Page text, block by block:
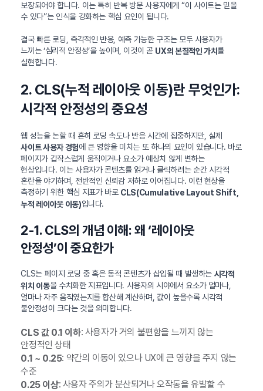
보장되어야 합니다. 이는 특히 반복 방문 사용자에게 “이 사이트는 믿을
수 있다”는 인식을 강화하는 핵심 요인이 됩니다.
결국 빠른 로딩, 즉각적인 반응, 예측 가능한 구조는 모두 사용자가
느끼는 ‘심리적 안정성’을 높이며, 이것이 곧 UX의 본질적인 가치를
실현합니다.
2. CLS(누적 레이아웃 이동)란 무엇인가:
시각적 안정성의 중요성
웹 성능을 논할 때 흔히 로딩 속도나 반응 시간에 집중하지만, 실제
사이트 사용자 경험에 큰 영향을 미치는 또 하나의 요인이 있습니다. 바로
페이지가 갑작스럽게 움직이거나 요소가 예상치 않게 변하는
현상입니다. 이는 사용자가 콘텐츠를 읽거나 클릭하려는 순간 시각적
혼란을 야기하며, 전반적인 신뢰감 저하로 이어집니다. 이런 현상을
측정하기 위한 핵심 지표가 바로 CLS(Cumulative Layout Shift,
누적 레이아웃 이동)입니다.
2-1. CLS의 개념 이해: 왜 ‘레이아웃
안정성’이 중요한가
CLS는 페이지 로딩 중 혹은 동적 콘텐츠가 삽입될 때 발생하는 시각적
위치 이동을 수치화한 지표입니다. 사용자의 시야에서 요소가 얼마나,
얼마나 자주 움직였는지를 합산해 계산하며, 값이 높을수록 시각적
불안정성이 크다는 것을 의미합니다.
CLS 값 0.1 이하: 사용자가 거의 불편함을 느끼지 않는
안정적인 상태
0.1 ~ 0.25: 약간의 이동이 있으나 UX에 큰 영향을 주지 않는
수준
0.25 이상: 사용자 주의가 분산되거나 오작동을 유발할 수